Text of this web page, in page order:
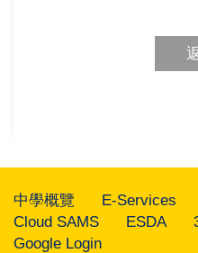
中學概覽 E-Services
Cloud SAMS
ESDA
Google Login